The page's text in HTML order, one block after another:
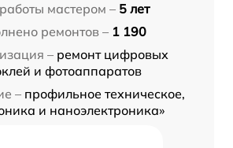
мастером – 5 лет
ремонтов – 1 190
– ремонт цифровых
и фотоаппаратов
– профильное техническое,
и наноэлектроника»